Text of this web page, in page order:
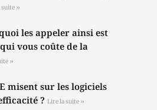
»
les appeler ainsi est
vous coûte de la
»
misent sur les logiciels
? Lire la suite »